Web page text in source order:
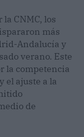
CNMC, los
más
Andalucía y
verano. Este
la competencia
el ajuste a la
de